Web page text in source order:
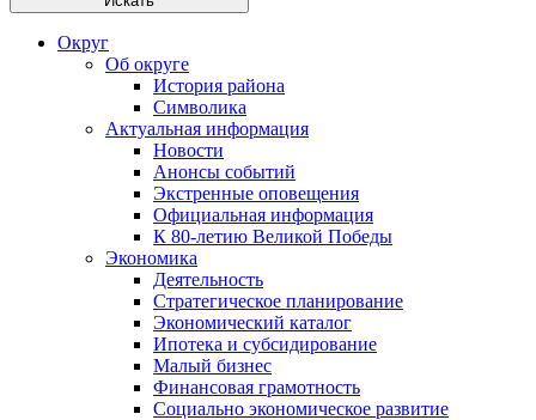
Округ
Об округе
История района
Символика
Актуальная информация
Новости
Анонсы событий
Экстренные оповещения
Официальная информация
К 80-летию Великой Победы
Экономика
Деятельность
Стратегическое планирование
Экономический каталог
Ипотека и субсидирование
Малый бизнес
Финансовая грамотность
Социально экономическое развитие